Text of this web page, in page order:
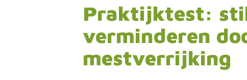
Praktijktest:
verminderen
mestverrijking